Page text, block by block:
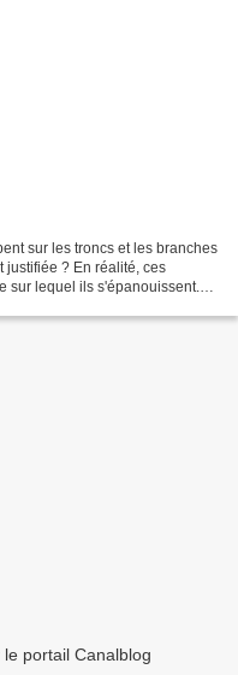
sur les troncs et les branches
justifiée ? En réalité, ces
sur lequel ils s'épanouissent.
portail Canalblog